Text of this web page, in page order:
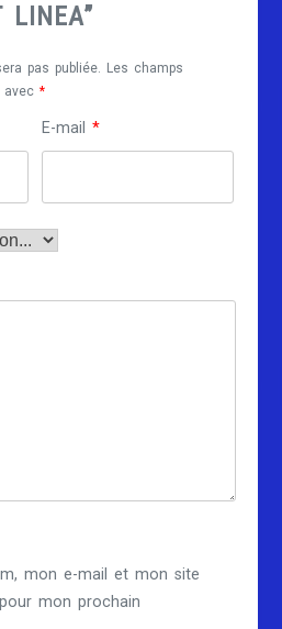
pas publiée. Les champs
avec*
E-mail*
mon e-mail et mon site
mon prochain